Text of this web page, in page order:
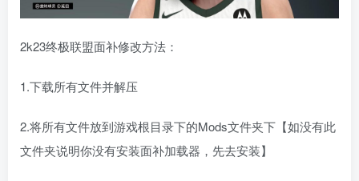
2k23终极联盟面补修改方法：
1.下载所有文件并解压
2.将所有文件放到游戏根目录下的Mods文件夹下【如没有此
文件夹说明你没有安装面补加载器，先去安装】